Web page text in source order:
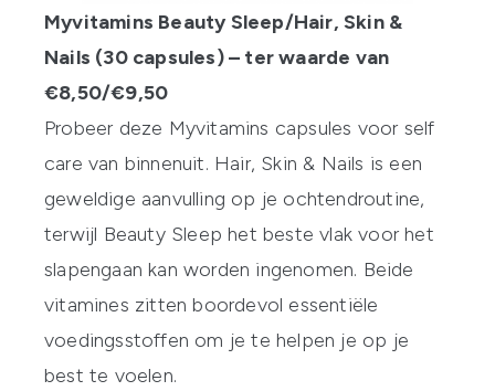
Myvitamins Beauty Sleep/Hair, Skin &
Nails (30 capsules) – ter waarde van
€8,50/€9,50
Probeer deze Myvitamins capsules voor self
care van binnenuit. Hair, Skin & Nails is een
geweldige aanvulling op je ochtendroutine,
terwijl Beauty Sleep het beste vlak voor het
slapengaan kan worden ingenomen. Beide
vitamines zitten boordevol essentiële
voedingsstoffen om je te helpen je op je
best te voelen.